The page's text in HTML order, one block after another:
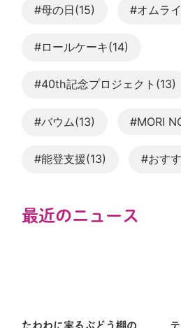
#母の日(15) #オムラ
#ロールケーキ(14)
#40th記念プロジェクト(13)
#バウム(13) #MORI
#能登支援(13) #おす
最近のニュース
たわわに実るぶどう棚の